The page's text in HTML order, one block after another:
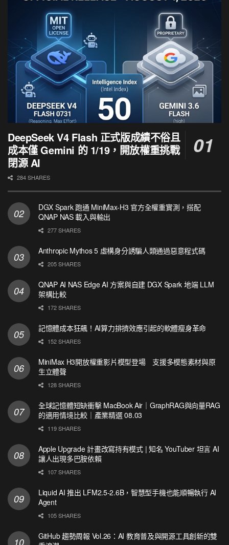
DeepSeek V4 Flash 正式版成績不俗且
成本僅 Gemini 的 1/19，開放權重挑戰
閉源 AI
284 SHARES
DGX Spark 跑通 MiniMax-H3 官方全權重實測，搭配
QNAP NAS 載入與輸出
277 SHARES
Anthropic Mythos 5 虛構身分誘騙人類通過惡意程式碼
205 SHARES
QNAP AI NAS Edge AI 方案與自建 DGX Spark 地端 LLM
架構比較
172 SHARES
記憶體成本狂飆！AI算力排擠效應引起的軟體瘦身革命
152 SHARES
MiniMax H3開放權重影片模型登場 支援多模態素材與原
生立體聲
128 SHARES
全球記憶體短缺衝擊 MacBook Air｜GraphRAG與向量RAG
的適用情境比較｜產業精選 08.03
119 SHARES
Apple Upgrade 計畫改寫持有模式 | 知名 YouTuber 坦言 AI
讓人出現多巴胺依賴
107 SHARES
Liquid AI 推出 LFM2.5-2.6B，智慧型手機也能順暢執行 AI
Agent
105 SHARES
GitHub 趨勢周報 Vol.26：AI 教育普及與開源工具創新的雙